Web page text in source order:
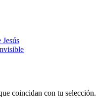
Jesús
coincidan con tu selección.